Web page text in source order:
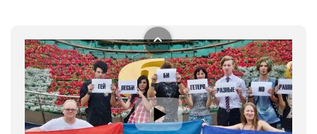
ГАУ є в 16 областях України.
Разом наш голос лунає гучніше!